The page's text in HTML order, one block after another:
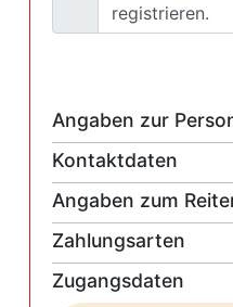
registrieren.
Angaben zur
Kontaktdaten
Angaben zum
Zahlungsarten
Zugangsdaten